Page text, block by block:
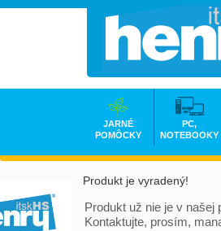
Produkt je vyradený!
Produkt už nie je v našej
Kontaktujte, prosím,
JARNÉ
POMÔCKY
PC,
NOTEBOOKY